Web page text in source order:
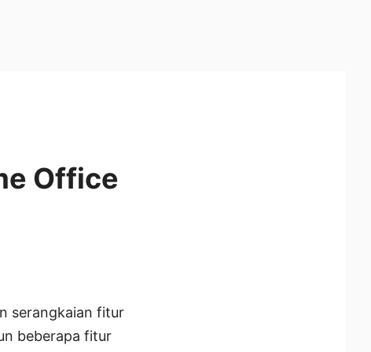
Office
serangkaian fitur
beberapa fitur